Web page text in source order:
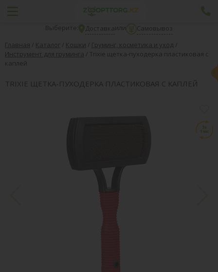
Выберите: Доставкаили
Самовывоз
Главная / Каталог / Кошки / Груминг, косметика и уход /
Инструмент для груминга / Trixie щетка-пуходерка пластиковая с
каплей
TRIXIE ЩЕТКА-ПУХОДЕРКА ПЛАСТИКОВАЯ С КАПЛЕЙ